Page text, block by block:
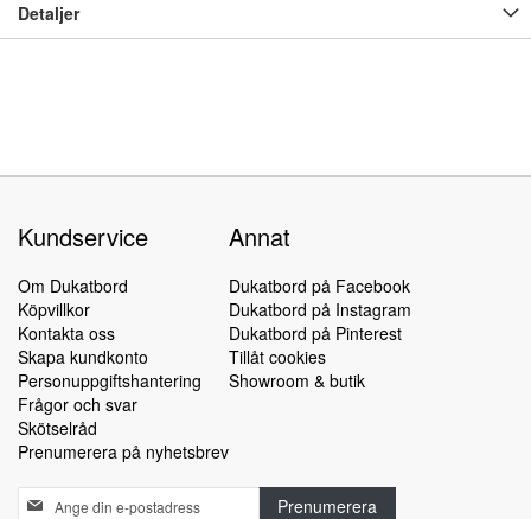
Detaljer
Kundservice
Om Dukatbord
Köpvillkor
Kontakta oss
Skapa kundkonto
Personuppgiftshantering
Frågor och svar
Skötselråd
Prenumerera på nyhetsbrev
Annat
Dukatbord på Facebook
Dukatbord på Instagram
Dukatbord på Pinterest
Tillåt cookies
Showroom & butik
Sign
Prenumerera